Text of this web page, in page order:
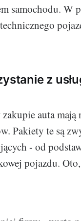
samochodu. W
z
auta mają
Pakiety te są
- od
pojazdu.